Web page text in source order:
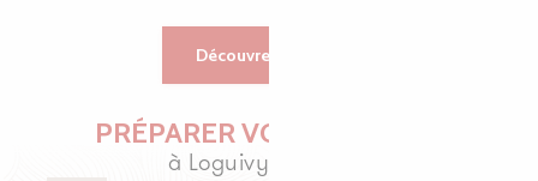
Découvrez toutes nos animations
PRÉPARER VOTRE SÉJOUR
à Loguivy-Plougras